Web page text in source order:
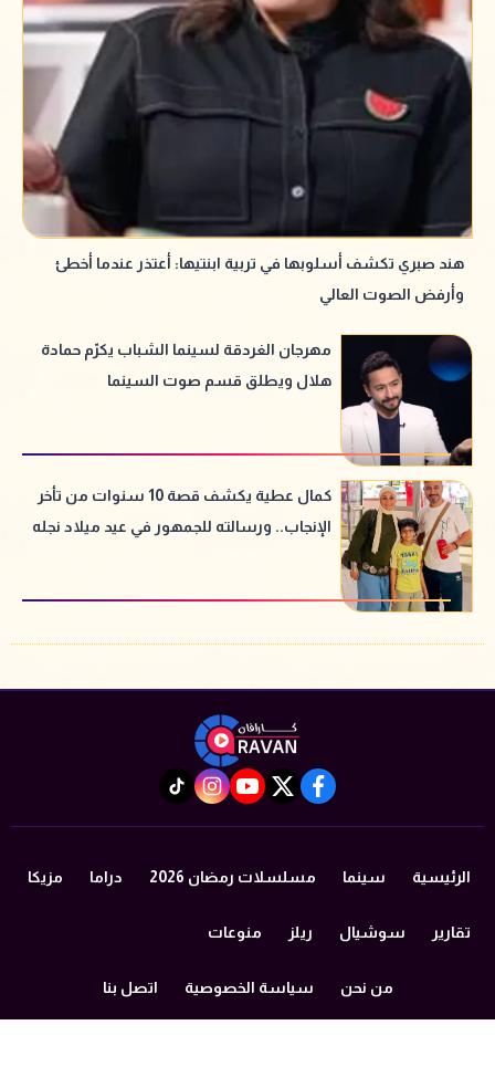
هند صبري تكشف أسلوبها في تربية ابنتيها: أعتذر عندما أخطئ
وأرفض الصوت العالي
مهرجان الغردقة لسينما الشباب يكرّم حمادة
هلال ويطلق قسم صوت السينما
كمال عطية يكشف قصة 10 سنوات من تأخر
الإنجاب.. ورسالته للجمهور في عيد ميلاد نجله
facebook
twitter
youtube
instagram
tiktok
الرئيسية سينما مسلسلات رمضان 2026 دراما مزيكا
تقارير سوشيال ريلز منوعات
من نحن سياسة الخصوصية اتصل بنا